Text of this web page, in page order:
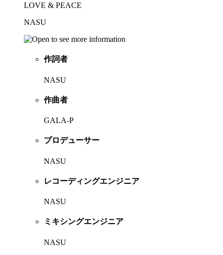
LOVE & PEACE
NASU
作詞者
NASU
作曲者
GALA-P
プロデューサー
NASU
レコーディングエンジニア
NASU
ミキシングエンジニア
NASU